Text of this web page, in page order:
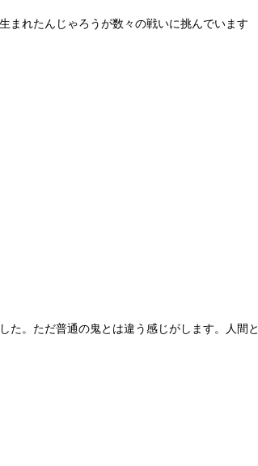
まれたんじゃろうが数々の戦いに挑んでいます
た。ただ普通の鬼とは違う感じがします。人間と